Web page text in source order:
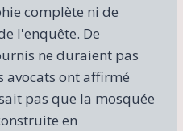
complète ni de
l'enquête. De
ne duraient pas
avocats ont affirmé
pas que la mosquée
en